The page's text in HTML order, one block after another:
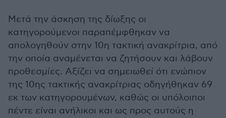
Μετά την άσκηση της δίωξης οι
κατηγορούμενοι παραπέμφθηκαν να
απολογηθούν στην 10η τακτική ανακρίτρια, από
την οποία αναμένεται να ζητήσουν και λάβουν
προθεσμίες. Αξίζει να σημειωθεί ότι ενώπιον
της 10ης τακτικής ανακρίτριας οδηγήθηκαν 69
εκ των κατηγορουμένων, καθώς οι υπόλοιποι
πέντε είναι ανήλικοι και ως προς αυτούς η